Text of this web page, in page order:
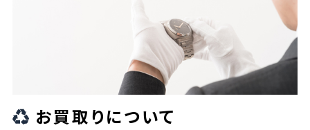
お買取りについて